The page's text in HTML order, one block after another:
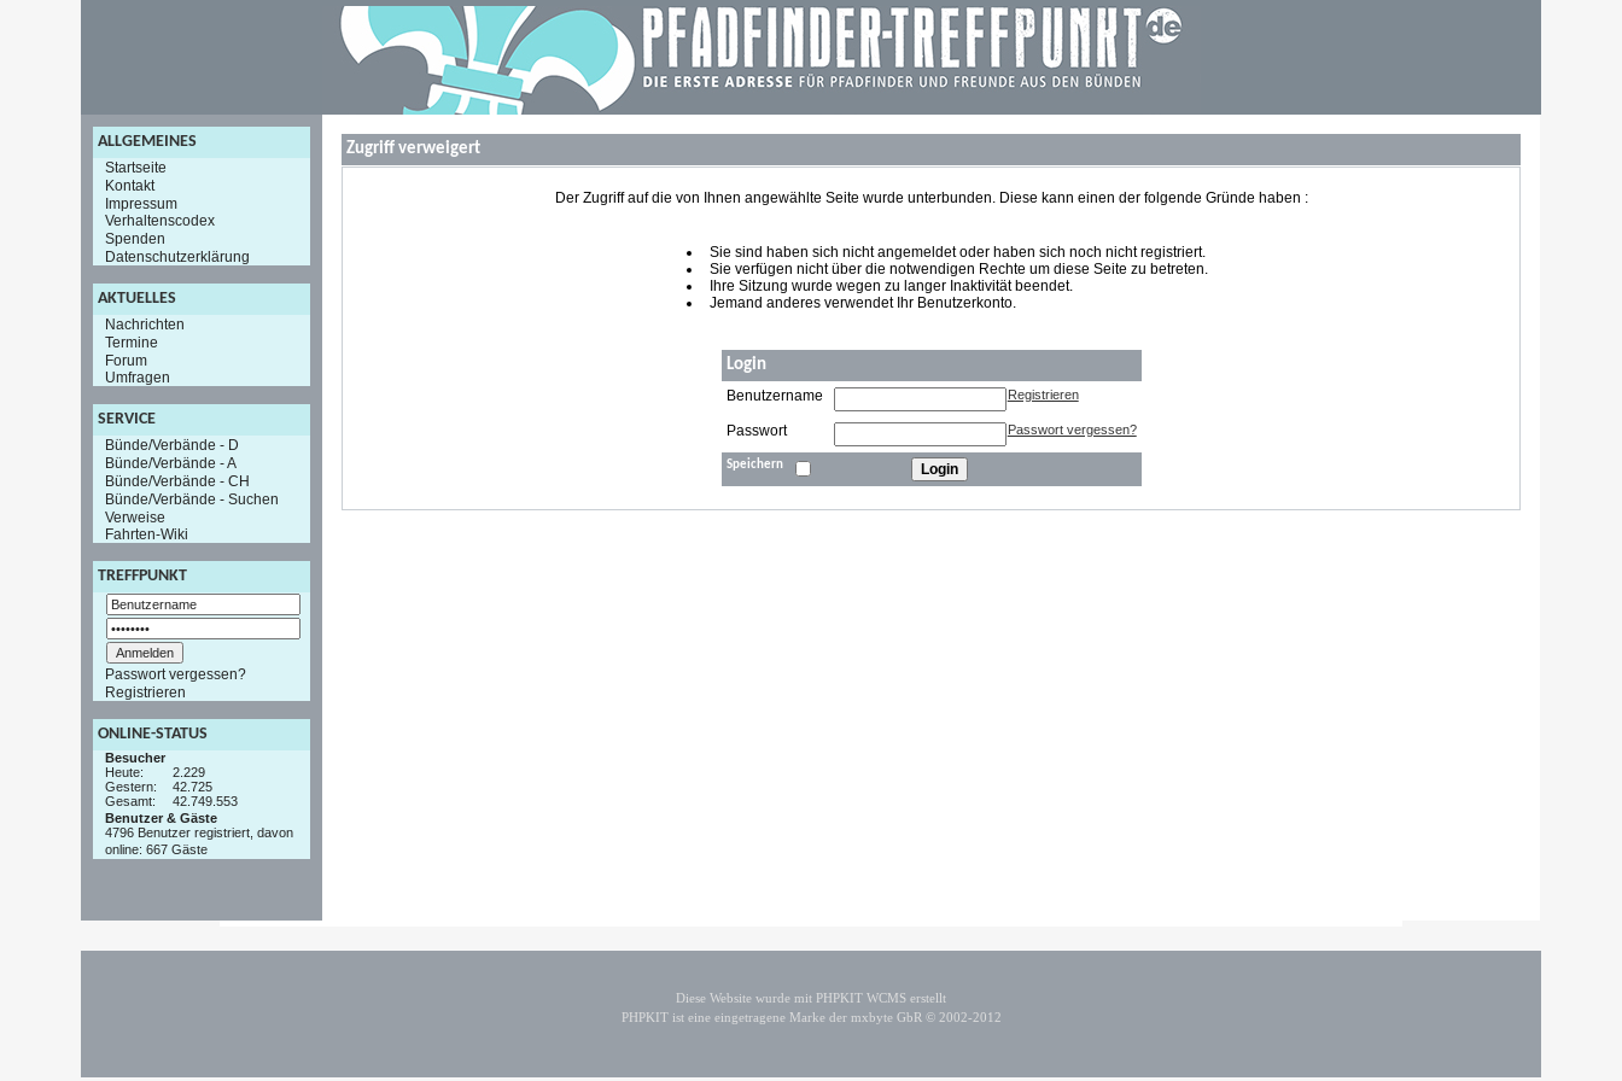
ALLGEMEINES
Startseite
Kontakt
Impressum
Verhaltenscodex
Spenden
Datenschutzerklärung
AKTUELLES
Nachrichten
Termine
Forum
Umfragen
SERVICE
Bünde/Verbände - D
Bünde/Verbände - A
Bünde/Verbände - CH
Bünde/Verbände - Suchen
Verweise
Fahrten-Wiki
TREFFPUNKT
Passwort vergessen?
Registrieren
ONLINE-STATUS
Besucher
Heute:
2.229
Gestern:
42.725
Gesamt:
42.749.553
Benutzer & Gäste
4796 Benutzer registriert, davon
online: 667 Gäste
Zugriff verweigert
Der Zugriff auf die von Ihnen angewählte Seite wurde unterbunden. Diese kann einen der folgende Gründe haben :
Sie sind haben sich nicht angemeldet oder haben sich noch nicht registriert.
Sie verfügen nicht über die notwendigen Rechte um diese Seite zu betreten.
Ihre Sitzung wurde wegen zu langer Inaktivität beendet.
Jemand anderes verwendet Ihr Benutzerkonto.
Login
Benutzername Registrieren
Passwort Passwort vergessen?
Speichern
Diese Website wurde mit PHPKIT WCMS erstellt
PHPKIT ist eine eingetragene Marke der mxbyte GbR © 2002-2012